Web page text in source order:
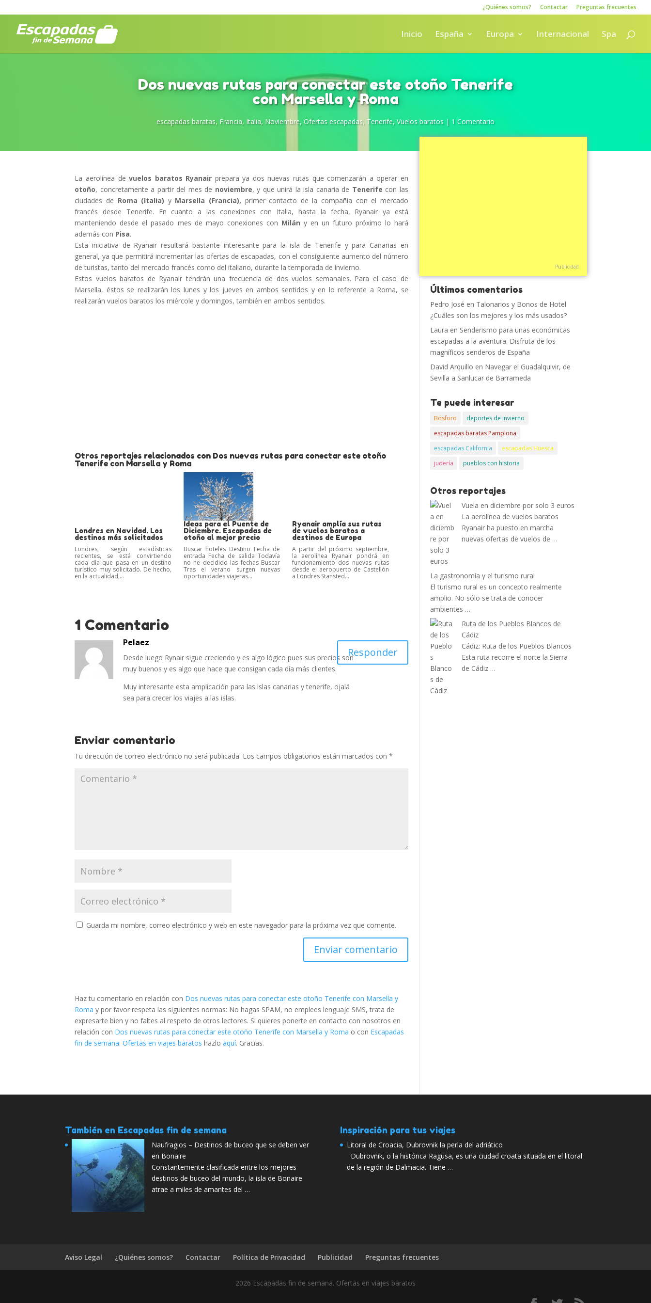
¿Quiénes somos? Contactar Preguntas frecuentes
Inicio España Europa Internacional Spa
Dos nuevas rutas para conectar este otoño Tenerife
con Marsella y Roma
escapadas baratas, Francia, Italia, Noviembre, Ofertas escapadas, Tenerife, Vuelos baratos| 1 Comentario
La aerolínea devuelos baratos Ryanair prepara ya dos nuevas rutas que comenzarán a operar en
otoño, concretamente a partir del mes de noviembre, y que unirá la isla canaria de Tenerife con las
ciudades de Roma (Italia) y Marsella (Francia), primer contacto de la compañía con el mercado
francés desde Tenerife. En cuanto a las conexiones con Italia, hasta la fecha, Ryanair ya está
manteniendo desde el pasado mes de mayo conexiones con Milán y en un futuro próximo lo hará
además con Pisa.
Esta iniciativa de Ryanair resultará bastante interesante para la isla de Tenerife y para Canarias en
general, ya que permitirá incrementar las ofertas de escapadas, con el consiguiente aumento del número
de turistas, tanto del mercado francés como del italiano, durante la temporada de invierno.
Estos vuelos baratos de Ryanair tendrán una frecuencia de dos vuelos semanales. Para el caso de
Marsella, éstos se realizarán los lunes y los jueves en ambos sentidos y en lo referente a Roma, se
realizarán vuelos baratos los miércole y domingos, también en ambos sentidos.
Otros reportajes relacionados con Dos nuevas rutas para conectar este otoño
Tenerife con Marsella y Roma
Londres en Navidad. Los
destinos más solicitados
Londres, según estadísticas
recientes, se está convirtiendo
cada día que pasa en un destino
turístico muy solicitado. De hecho,
en la actualidad,...
Ideas para el Puente de
Diciembre. Escapadas de
otoño al mejor precio
Buscar hoteles Destino Fecha de
entrada Fecha de salida Todavía
no he decidido las fechas Buscar
Tras el verano surgen nuevas
oportunidades viajeras...
Ryanair amplía sus rutas
de vuelos baratos a
destinos de Europa
A partir del próximo septiembre,
la aerolínea Ryanair pondrá en
funcionamiento dos nuevas rutas
desde el aeropuerto de Castellón
a Londres Stansted...
1 Comentario
Pelaez
Desde luego Rynair sigue creciendo y es algo lógico pues sus precios son
muy buenos y es algo que hace que consigan cada día más clientes.
Muy interesante esta amplicación para las islas canarias y tenerife, ojalá
sea para crecer los viajes a las islas.
Responder
Enviar comentario
Tu dirección de correo electrónico no será publicada. Los campos obligatorios están marcados con*
Guarda mi nombre, correo electrónico y web en este navegador para la próxima vez que comente.
Haz tu comentario en relación con Dos nuevas rutas para conectar este otoño Tenerife con Marsella y
Roma y por favor respeta las siguientes normas: No hagas SPAM, no emplees lenguaje SMS, trata de
expresarte bien y no faltes al respeto de otros lectores. Si quieres ponerte en contacto con nosotros en
relación con Dos nuevas rutas para conectar este otoño Tenerife con Marsella y Roma o con Escapadas
fin de semana. Ofertas en viajes baratos hazloaquí. Gracias.
Publicidad
Últimos comentarios
Pedro José en Talonarios y Bonos de Hotel
¿Cuáles son los mejores y los más usados?
Laura en Senderismo para unas económicas
escapadas a la aventura. Disfruta de los
magníficos senderos de España
David Arquillo en Navegar el Guadalquivir, de
Sevilla a Sanlucar de Barrameda
Te puede interesar
Bósforo
deportes de invierno
escapadas baratas Pamplona
escapadas California
escapadas Huesca
judería
pueblos con historia
Otros reportajes
Vuela en diciembre por solo 3 euros
La aerolínea de vuelos baratos
Ryanair ha puesto en marcha
nuevas ofertas de vuelos de …
La gastronomía y el turismo rural
El turismo rural es un concepto realmente
amplio. No sólo se trata de conocer
ambientes …
Ruta de los Pueblos Blancos de
Cádiz
Cádiz: Ruta de los Pueblos Blancos
Esta ruta recorre el norte la Sierra
de Cádiz …
También en Escapadas fin de semana
Naufragios – Destinos de buceo que se deben ver
en Bonaire
Constantemente clasificada entre los mejores
destinos de buceo del mundo, la isla de Bonaire
atrae a miles de amantes del …
Inspiración para tus viajes
Litoral de Croacia, Dubrovnik la perla del adriático
Dubrovnik, o la histórica Ragusa, es una ciudad croata situada en el litoral
de la región de Dalmacia. Tiene …
Aviso Legal ¿Quiénes somos? Contactar Política de Privacidad Publicidad Preguntas frecuentes
2026 Escapadas fin de semana. Ofertas en viajes baratos